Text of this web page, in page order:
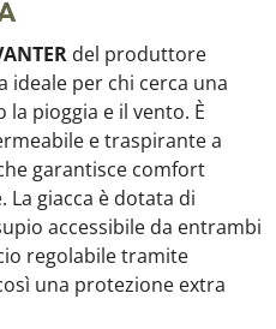
del produttore
ideale per chi cerca una
pioggia e il vento. È
e traspirante a
garantisce comfort
La giacca è dotata di
accessibile da entrambi
regolabile tramite
una protezione extra